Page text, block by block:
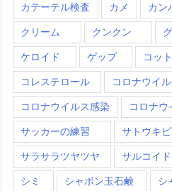
カテーテル検査 カメ カン
クリーム クンクン
ケロイド ゲップ コッ
コレステロール コロナウイ
コロナウイルス感染 コロナウ
サッカーの練習 サトウキビ
サラサラツヤツヤ サルコイ
シミ シャボン玉石鹸 シ